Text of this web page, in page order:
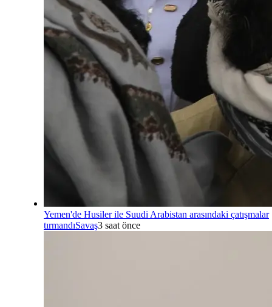
Yemen'de Husiler ile Suudi Arabistan arasındaki çatışmalar
tırmandıSavaş3 saat önce